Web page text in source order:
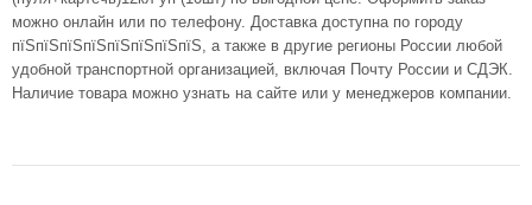
можно онлайн или по телефону. Доставка доступна по городу
пїЅпїЅпїЅпїЅпїЅпїЅпїЅпїЅ, а также в другие регионы России любой
удобной транспортной организацией, включая Почту России и СДЭК.
Наличие товара можно узнать на сайте или у менеджеров компании.